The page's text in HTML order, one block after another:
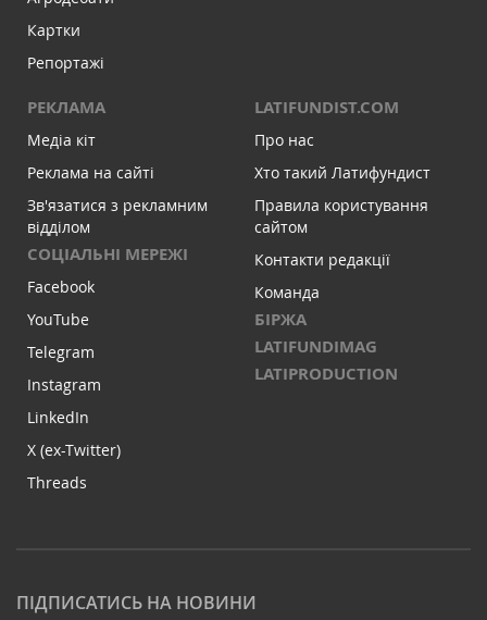
Картки
Репортажі
РЕКЛАМА
Медіа кіт
Реклама на сайті
Зв'язатися з рекламним
відділом
СОЦІАЛЬНІ МЕРЕЖІ
Facebook
YouTube
Telegram
Instagram
LinkedIn
X (ex-Twitter)
Threads
LATIFUNDIST.COM
Про нас
Хто такий Латифундист
Правила користування
сайтом
Контакти редакції
Команда
БІРЖА
LATIFUNDIMAG
LATIPRODUCTION
ПІДПИСАТИСЬ НА НОВИНИ